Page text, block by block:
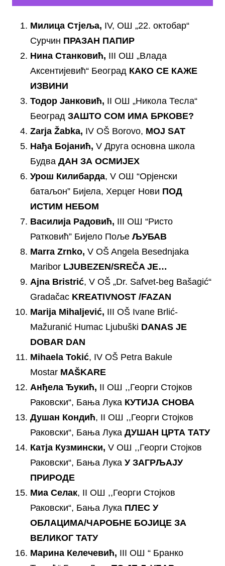
Милица Стјеља, IV, ОШ „22. октобар“
Сурчин ПРАЗАН ПАПИР
Нина Станковић, III ОШ „Влада
Аксентијевић“ Београд КАКО СЕ КАЖЕ
ИЗВИНИ
Тодор Јанковић, II ОШ „Никола Тесла“
Београд ЗАШТО СОМ ИМА БРКОВЕ?
Zarja Žabka, IV OŠ Borovo, MOJ SAT
Нађа Бојанић, V Друга основна школа
Будва ДАН ЗА ОСМИЈЕХ
Урош Килибарда, V ОШ “Орјенски
батаљон” Бијела, Херцег Нови ПОД
ИСТИМ НЕБОМ
Василија Радовић, III ОШ “Ристо
Ратковић” Бијело Поље ЉУБАВ
Marra Zrnko, V OŠ Angela Besednjaka
Maribor LJUBEZEN/SREČA JE…
Ajna Bristrić, V OŠ „Dr. Safvet-beg Bašagić“
Gradačac KREATIVNOST /FAZAN
Marija Mihaljević, III OŠ Ivane Brlić-
Mažuranić Humac Ljubuški DANAS JE
DOBAR DAN
Mihaela Tokić, IV OŠ Petra Bakule
Mostar MAŠKARE
Анђела Ђукић, II ОШ ,,Георги Стојков
Раковски“, Бања Лука КУТИЈА СНОВА
Душан Кондић, II ОШ ,,Георги Стојков
Раковски“, Бања Лука ДУШАН ЦРТА ТАТУ
Катја Кузмински, V ОШ ,,Георги Стојков
Раковски“, Бања Лука У ЗАГРЉАЈУ
ПРИРОДЕ
Миа Селак, II ОШ ,,Георги Стојков
Раковски“, Бања Лука ПЛЕС У
ОБЛАЦИМА/ЧАРОБНЕ БОЈИЦЕ ЗА
ВЕЛИКОГ ТАТУ
Марина Келечевић, III ОШ “ Бранко